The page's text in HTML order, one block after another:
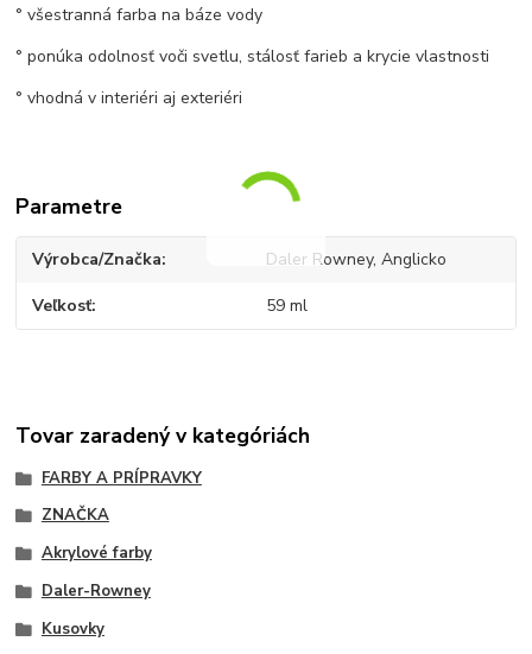
° všestranná farba na báze vody
° ponúka odolnosť voči svetlu, stálosť farieb a krycie vlastnosti
° vhodná v interiéri aj exteriéri
Parametre
Výrobca/Značka Daler Rowney, Anglicko
Veľkosť 59 ml
Tovar zaradený v kategóriách
FARBY A PRÍPRAVKY
ZNAČKA
Akrylové farby
Daler-Rowney
Kusovky